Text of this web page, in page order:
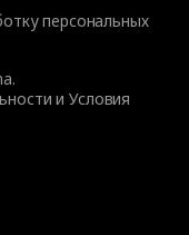
персональных
иУсловия